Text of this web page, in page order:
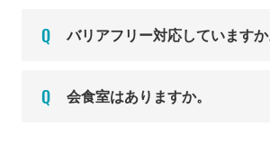
バリアフリー対応していますか
会食室はありますか。